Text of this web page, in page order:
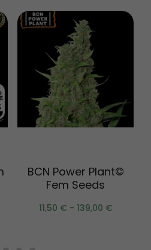
BCN Power Plant©
Fem Seeds
11,50 € - 139,00 €